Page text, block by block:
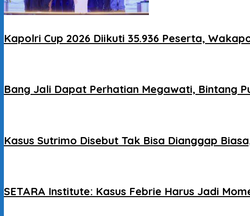
Kapolri Cup 2026 Diikuti 35.936 Peserta,
Bang Jali Dapat Perhatian Megawati, Bintang
Kasus Sutrimo Disebut Tak Bisa Dianggap
SETARA Institute: Kasus Febrie Harus Jadi